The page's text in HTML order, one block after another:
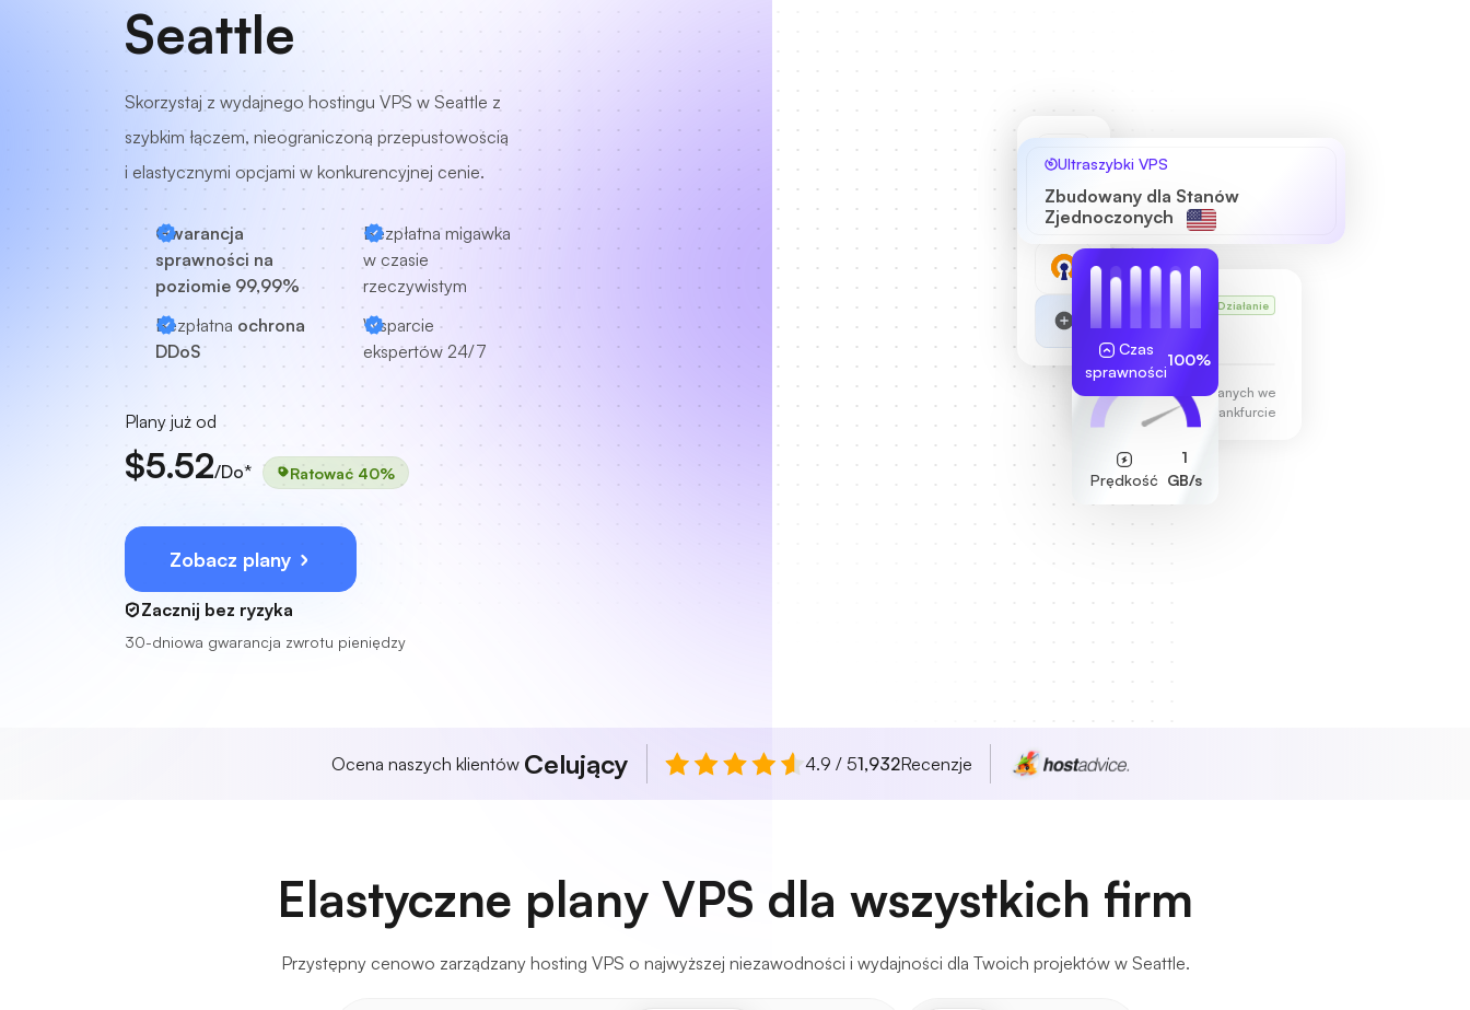
Seattle
Skorzystaj z wydajnego hostingu VPS w Seattle z
szybkim łączem, nieograniczoną przepustowością
i elastycznymi opcjami w konkurencyjnej cenie.
Gwarancja
sprawności na
poziomie 99,99%
Bezpłatna migawka
w czasie
rzeczywistym
Bezpłatna ochrona
DDoS
Wsparcie
ekspertów 24/7
Plany już od
$5.52/Do* Ratować 40%
Zobacz plany
Zacznij bez ryzyka
30-dniowa gwarancja zwrotu pieniędzy
VPS Karla Działanie
255.189.85.19
Centrum Danych we
Frankfurcie
Prędkość
1
GB/s
Czas
sprawności
100%
Ultraszybki VPS
Zbudowany dla Stanów
Zjednoczonych
Ocena naszych klientów Celujący 4.9 / 51,932Recenzje
Elastyczne plany VPS dla wszystkich firm
Przystępny cenowo zarządzany hosting VPS o najwyższej niezawodności i wydajności dla Twoich projektów w Seattle.